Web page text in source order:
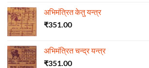
अभिमंत्रित केतु यन्त्र
₹351.00
अभिमंत्रित चन्द्र यन्त्र
₹351.00